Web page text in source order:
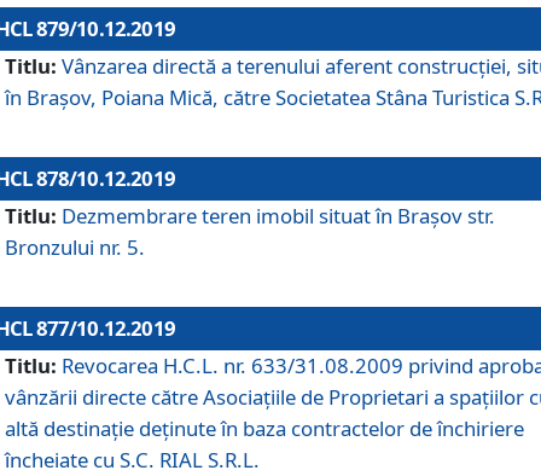
879/10.12.2019
Titlu: Vânzarea directă a terenului aferent construcției,
în Brașov, Poiana Mică, către Societatea Stâna Turistica
878/10.12.2019
Titlu: Dezmembrare teren imobil situat în Brașov str.
Bronzului nr. 5.
877/10.12.2019
Titlu: Revocarea H.C.L. nr. 633/31.08.2009 privind
vânzării directe către Asociațiile de Proprietari a spațiilor
altă destinație deținute în baza contractelor de închiriere
încheiate cu S.C. RIAL S.R.L.